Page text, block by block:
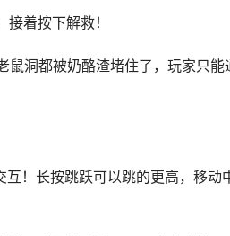
着按下解救！
鼠洞都被奶酪渣堵住了，玩家只能
！长按跳跃可以跳的更高，移动